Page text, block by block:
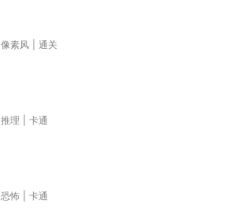
像素风
通关
推理
卡通
恐怖
卡通